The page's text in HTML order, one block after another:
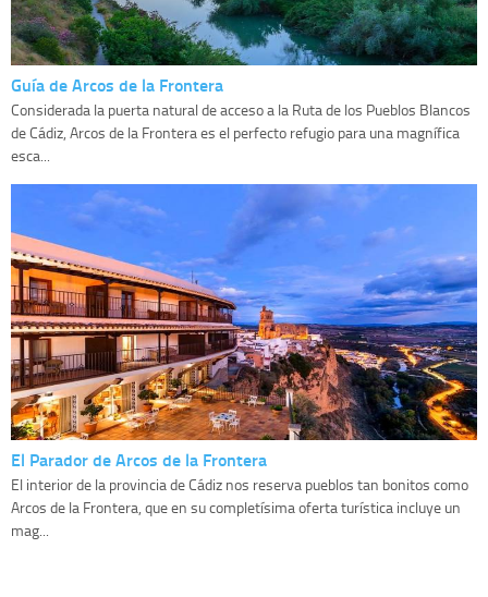
Guía de Arcos de la Frontera
Considerada la puerta natural de acceso a la Ruta de los Pueblos Blancos
de Cádiz, Arcos de la Frontera es el perfecto refugio para una magnífica
esca...
El Parador de Arcos de la Frontera
El interior de la provincia de Cádiz nos reserva pueblos tan bonitos como
Arcos de la Frontera, que en su completísima oferta turística incluye un
mag...